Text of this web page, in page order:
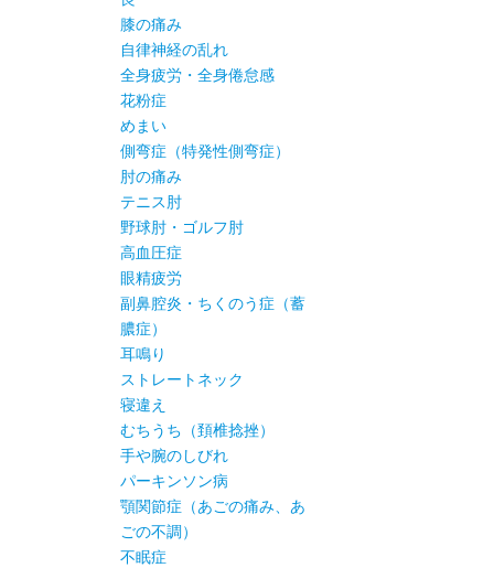
膝の痛み
自律神経の乱れ
全身疲労・全身倦怠感
花粉症
めまい
側弯症（特発性側弯症）
肘の痛み
テニス肘
野球肘・ゴルフ肘
高血圧症
眼精疲労
副鼻腔炎・ちくのう症（蓄
膿症）
耳鳴り
ストレートネック
寝違え
むちうち（頚椎捻挫）
手や腕のしびれ
パーキンソン病
顎関節症（あごの痛み、あ
ごの不調）
不眠症